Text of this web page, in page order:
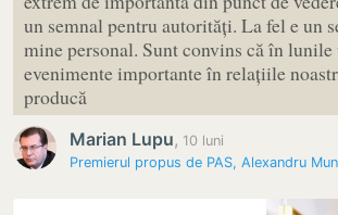
un semnal pentru autorități. La fel e un
mine personal. Sunt convins că în lunile
evenimente importante în relațiile
producă
Marian Lupu, 10 luni